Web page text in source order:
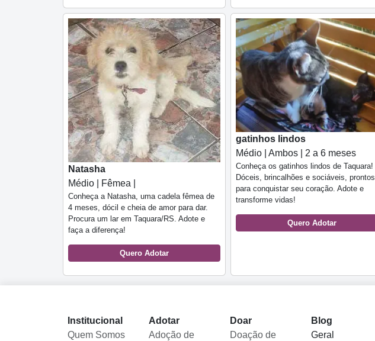
Natasha
Médio | Fêmea |
Conheça a Natasha, uma cadela fêmea de
4 meses, dócil e cheia de amor para dar.
Procura um lar em Taquara/RS. Adote e
faça a diferença!
Quero Adotar
gatinhos lindos
Médio | Ambos | 2 a 6 meses
Conheça os gatinhos lindos de Taquara!
Dóceis, brincalhões e sociáveis, prontos
para conquistar seu coração. Adote e
transforme vidas!
Quero Adotar
Institucional
Quem Somos
Adotar
Adoção de
Doar
Doação de
Blog
Geral